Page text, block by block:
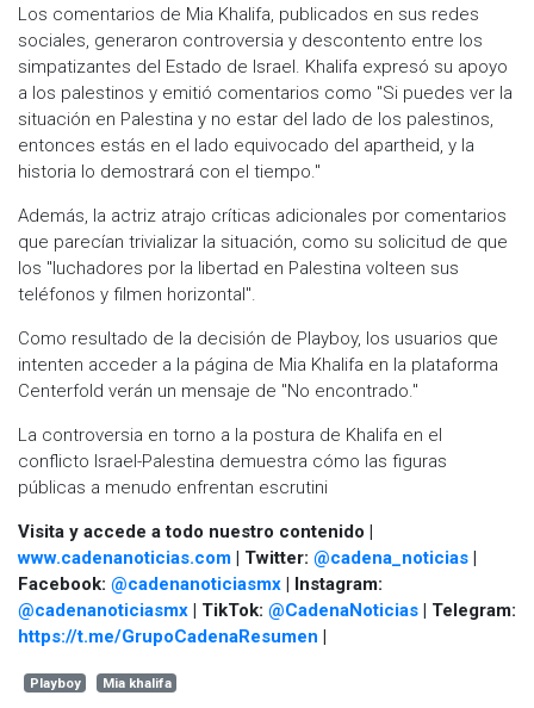
Los comentarios de Mia Khalifa, publicados en sus redes
sociales, generaron controversia y descontento entre los
simpatizantes del Estado de Israel. Khalifa expresó su apoyo
a los palestinos y emitió comentarios como "Si puedes ver la
situación en Palestina y no estar del lado de los palestinos,
entonces estás en el lado equivocado del apartheid, y la
historia lo demostrará con el tiempo."
Además, la actriz atrajo críticas adicionales por comentarios
que parecían trivializar la situación, como su solicitud de que
los "luchadores por la libertad en Palestina volteen sus
teléfonos y filmen horizontal".
Como resultado de la decisión de Playboy, los usuarios que
intenten acceder a la página de Mia Khalifa en la plataforma
Centerfold verán un mensaje de "No encontrado."
La controversia en torno a la postura de Khalifa en el
conflicto Israel-Palestina demuestra cómo las figuras
públicas a menudo enfrentan escrutini
Visita y accede a todo nuestro contenido |
www.cadenanoticias.com | Twitter: @cadena_noticias |
Facebook: @cadenanoticiasmx | Instagram:
@cadenanoticiasmx | TikTok: @CadenaNoticias | Telegram:
https://t.me/GrupoCadenaResumen |
Playboy Mia khalifa